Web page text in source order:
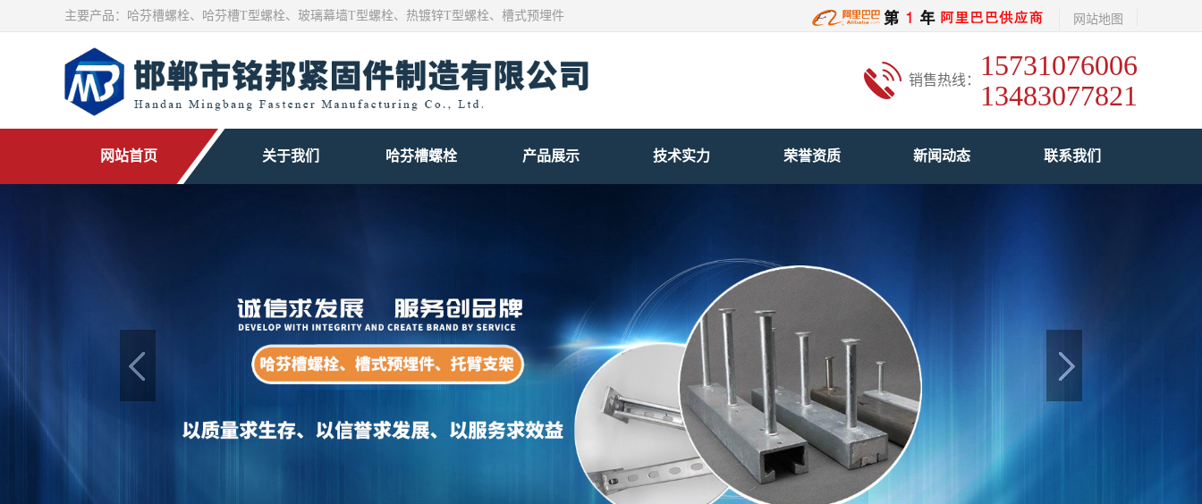
主要产品： 哈芬槽螺栓、 哈芬槽T型螺栓、玻璃幕墙T型螺栓、热镀锌T型螺栓、槽式预埋件 网站地图
销售热线：
15731076006
13483077821
网站首页 关于我们 哈芬槽螺栓 产品展示 技术实力 荣誉资质 新闻动态 联系我们